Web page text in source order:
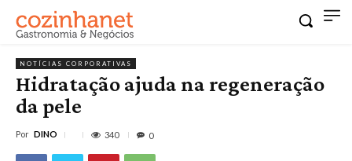
NOTÍCIAS CORPORATIVAS
Hidratação ajuda na regeneração
da pele
Por DINO 340 0